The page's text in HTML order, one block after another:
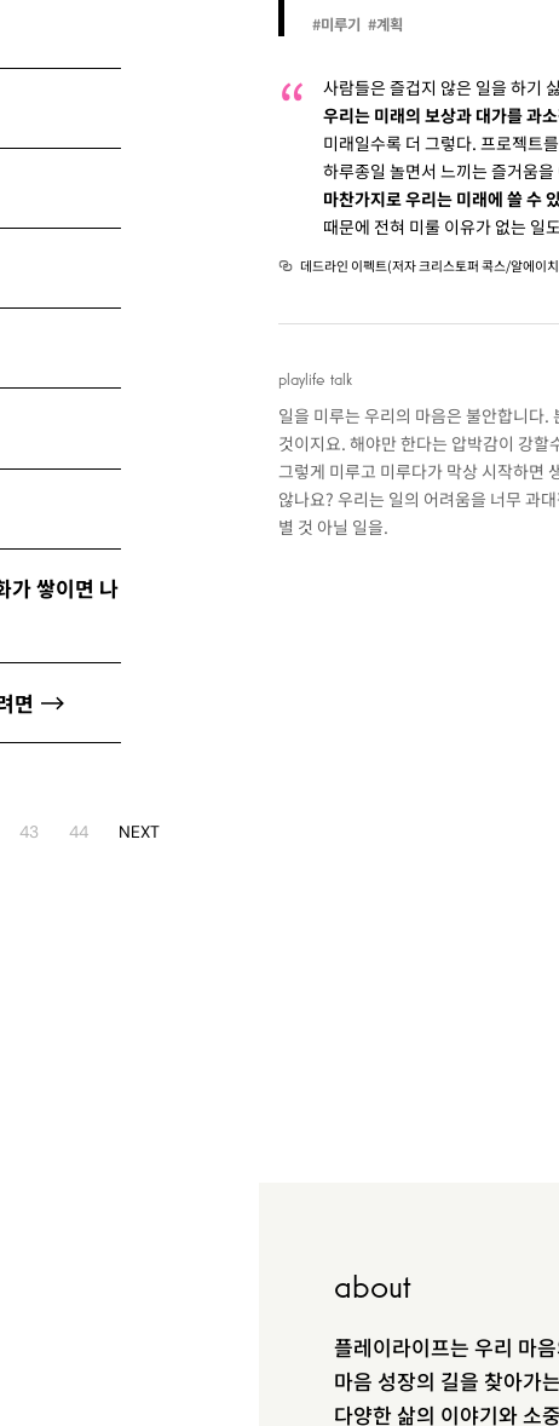
가 쌓이면 나
면
#미루기 #계획
사람들은 즐겁지 않은 일을 하기
우리는 미래의 보상과 대가를 과
미래일수록 더 그렇다. 프로젝트
하루종일 놀면서 느끼는 즐거움
마찬가지로 우리는 미래에 쓸 수
때문에 전혀 미룰 이유가 없는 일
데드라인 이펙트(저자 크리스토퍼 콕스/알에이
playlife talk
일을 미루는 우리의 마음은 불안합니다
것이지요. 해야만 한다는 압박감이 강할
그렇게 미루고 미루다가 막상 시작하면
않나요? 우리는 일의 어려움을 너무 과
별 것 아닐 일을.
43 44 NEXT
about
플레이라이프는 우리 마
마음 성장의 길을 찾아가
다양한 삶의 이야기와 소